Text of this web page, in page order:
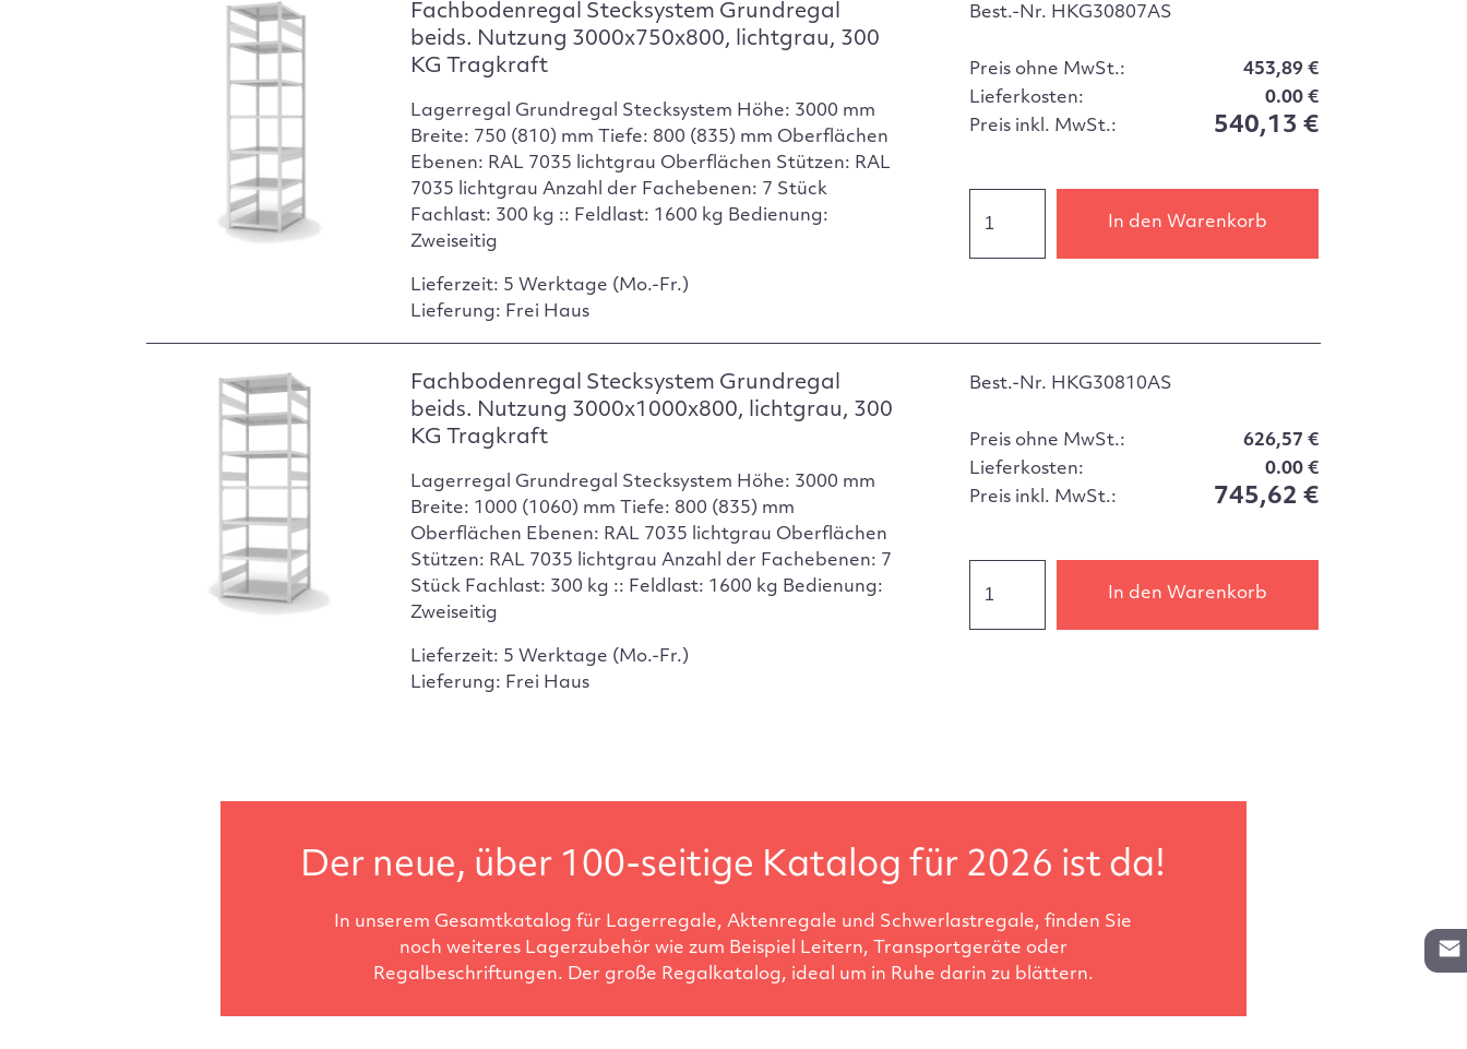
Fachbodenregal Stecksystem Grundregal
beids. Nutzung 3000x750x800, lichtgrau, 300
KG Tragkraft
Lagerregal Grundregal Stecksystem Höhe: 3000 mm
Breite: 750 (810) mm Tiefe: 800 (835) mm Oberflächen
Ebenen: RAL 7035 lichtgrau Oberflächen Stützen: RAL
7035 lichtgrau Anzahl der Fachebenen: 7 Stück
Fachlast: 300 kg :: Feldlast: 1600 kg Bedienung:
Zweiseitig
Lieferzeit: 5 Werktage (Mo.-Fr.)
Lieferung: Frei Haus
Best.-Nr. HKG30807AS
Preis ohne MwSt.:
453,89 €
Lieferkosten:
0.00 €
Preis inkl. MwSt.:
540,13 €
In den Warenkorb
Fachbodenregal Stecksystem Grundregal
beids. Nutzung 3000x1000x800, lichtgrau, 300
KG Tragkraft
Lagerregal Grundregal Stecksystem Höhe: 3000 mm
Breite: 1000 (1060) mm Tiefe: 800 (835) mm
Oberflächen Ebenen: RAL 7035 lichtgrau Oberflächen
Stützen: RAL 7035 lichtgrau Anzahl der Fachebenen: 7
Stück Fachlast: 300 kg :: Feldlast: 1600 kg Bedienung:
Zweiseitig
Lieferzeit: 5 Werktage (Mo.-Fr.)
Lieferung: Frei Haus
Best.-Nr. HKG30810AS
Preis ohne MwSt.:
626,57 €
Lieferkosten:
0.00 €
Preis inkl. MwSt.:
745,62 €
In den Warenkorb
Der neue, über 100-seitige Katalog für 2026 ist da!
In unserem Gesamtkatalog für Lagerregale, Aktenregale und Schwerlastregale, finden Sie
noch weiteres Lagerzubehör wie zum Beispiel Leitern, Transportgeräte oder
Regalbeschriftungen. Der große Regalkatalog, ideal um in Ruhe darin zu blättern.